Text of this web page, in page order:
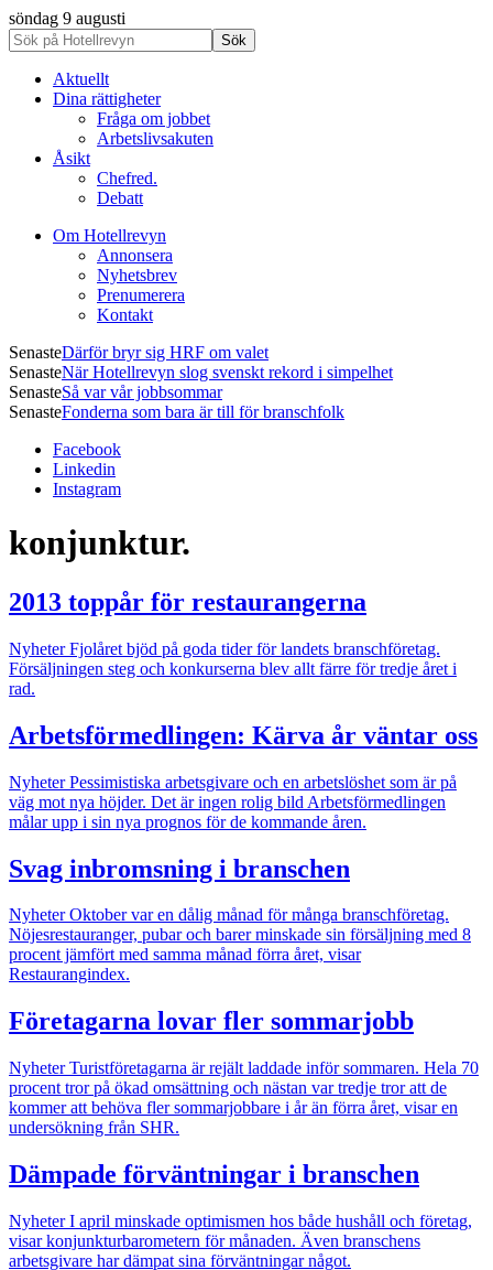
söndag 9 augusti
Aktuellt
Dina rättigheter
Fråga om jobbet
Arbetslivsakuten
Åsikt
Chefred.
Debatt
Om Hotellrevyn
Annonsera
Nyhetsbrev
Prenumerera
Kontakt
SenasteDärför bryr sig HRF om valet
SenasteNär Hotellrevyn slog svenskt rekord i simpelhet
SenasteSå var vår jobbsommar
SenasteFonderna som bara är till för branschfolk
Facebook
Linkedin
Instagram
konjunktur.
2013 toppår för restaurangerna
NyheterFjolåret bjöd på goda tider för landets branschföretag.
Försäljningen steg och konkurserna blev allt färre för tredje året i
rad.
Arbetsförmedlingen: Kärva år väntar oss
NyheterPessimistiska arbetsgivare och en arbetslöshet som är på
väg mot nya höjder. Det är ingen rolig bild Arbetsförmedlingen
målar upp i sin nya prognos för de kommande åren.
Svag inbromsning i branschen
NyheterOktober var en dålig månad för många branschföretag.
Nöjesrestauranger, pubar och barer minskade sin försäljning med 8
procent jämfört med samma månad förra året, visar
Restaurangindex.
Företagarna lovar fler sommarjobb
NyheterTuristföretagarna är rejält laddade inför sommaren. Hela 70
procent tror på ökad omsättning och nästan var tredje tror att de
kommer att behöva fler sommarjobbare i år än förra året, visar en
undersökning från SHR.
Dämpade förväntningar i branschen
NyheterI april minskade optimismen hos både hushåll och företag,
visar konjunkturbarometern för månaden. Även branschens
arbetsgivare har dämpat sina förväntningar något.